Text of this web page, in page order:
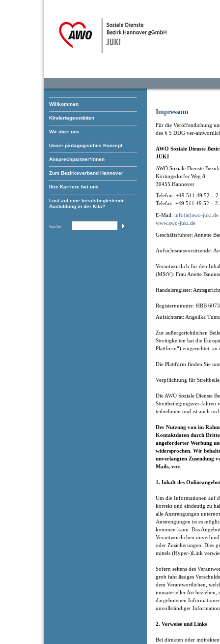
Willkommen
Kindertagesstätten
Wir über uns
Unser pädagogisches Konzept
Ansprechpartner*innen
Zum Bezirksverband Hannover
Ihre Karriere bei uns
Lust auf eine berufsbegleitende
Ausbildung in der Kita?
Suche
Impressum
Für die Veröffentlichung
des § 5 DDG ver-
AWO Soziale Dienste
JUKI
AWO Soziale Dienste
Körtingsdorfer Weg 8
30455 Hannover
Telefon: +49 511 49 52 – 2
Telefax: +49 511 49 52 – 2
E-Mail: info(at)awo-juki.de
www.awo-juki.de
Geschäftsführer: Annette
Aufsichtsratsvorsitzende:
Verantwortlich für den
(MStV): Frau Anette
Handelsregister:
Registernummer: HRB
Aufsichtsrat: Angelika
Zur außergerichtlichen
Streitigkeiten hat die
Plattform“) eingerichtet, an
Die Plattform finden Sie
Verpflichtung für
Die AWO Soziale Dienste
Streitbeilegungsver-fahren
teilnehmen und ist auch
Der Nutzung von im
Kontaktdaten durch
angeforderter Werbung
widersprochen. Wir
unverlangten Zusendung
Mails, vor.
1. Inhalt des
Um die Informationen auf
korrekt und eindeutig zu
alle Anstrengungen
Anstrengungen ist es
kommen kann. Das
Verantwortlichen
oder Zusicherungen. Dies
mittels (Hyper-)Link
Sofern seitens des
grob fahrlässiges
dem Verantwortlichen,
immaterieller Art
dargebotenen
unvollständiger
2. Verweise und Links
Bei direkten oder